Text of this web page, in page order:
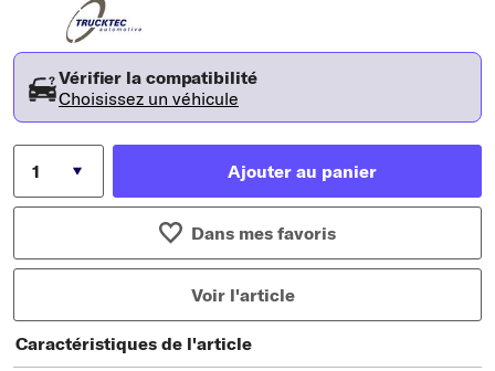
Vérifier la compatibilité
Choisissez un véhicule
Ajouter au panier
Dans mes favoris
Voir l'article
Caractéristiques de l'article